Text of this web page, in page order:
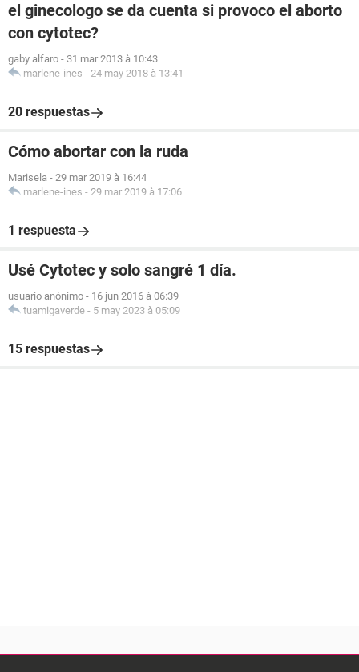
el ginecologo se da cuenta si provoco el aborto
con cytotec?
gaby alfaro - 31 mar 2013 à 10:43
marlene-ines - 24 may 2018 à 13:41
20 respuestas
Cómo abortar con la ruda
Marisela - 29 mar 2019 à 16:44
marlene-ines - 29 mar 2019 à 17:06
1 respuesta
Usé Cytotec y solo sangré 1 día.
usuario anónimo - 16 jun 2016 à 06:39
tuamigaverde - 5 may 2023 à 05:09
15 respuestas